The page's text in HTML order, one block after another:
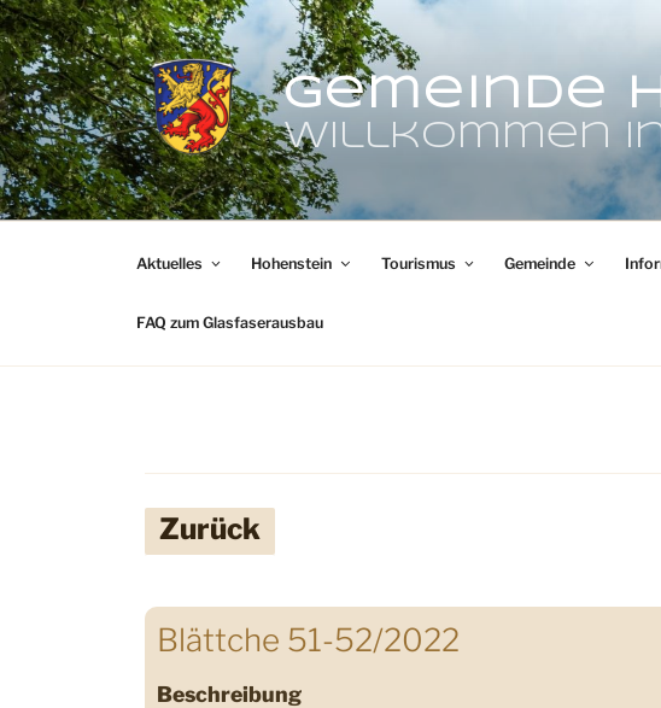
Zum
Inhalt
springen
Gemeinde
Willkommen
Aktuelles Hohenstein Tourismus Gemeinde
FAQ zum Glasfaserausbau
Zurück
Blättche 51-52/2022
Beschreibung